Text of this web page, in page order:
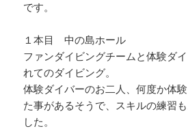
です。
１本目 中の島ホール
ファンダイビングチームと体験ダ
れてのダイビング。
体験ダイバーのお二人、何度か体
た事があるそうで、スキルの練習
した。